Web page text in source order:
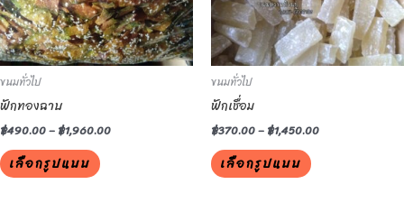
ขนมทั่วไป
ฟักทองฉาบ
฿490.00–฿1,960.00
เลือกรูปแบบ
options
may
be
the
product
page
ขนมทั่วไป
ฟักเชื่อม
฿370.00–฿1,450.00
เลือกรูปแบบ
options
may
be
the
product
page